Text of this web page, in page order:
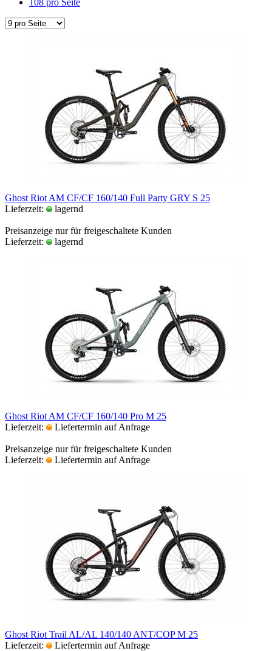
Ghost Riot AM CF/CF 160/140 Full Party GRY S 25
Lieferzeit:
lagernd
Preisanzeige nur für freigeschaltete Kunden
Lieferzeit:
lagernd
Ghost Riot AM CF/CF 160/140 Pro M 25
Lieferzeit:
Liefertermin auf Anfrage
Preisanzeige nur für freigeschaltete Kunden
Lieferzeit:
Liefertermin auf Anfrage
Ghost Riot Trail AL/AL 140/140 ANT/COP M 25
Lieferzeit:
Liefertermin auf Anfrage